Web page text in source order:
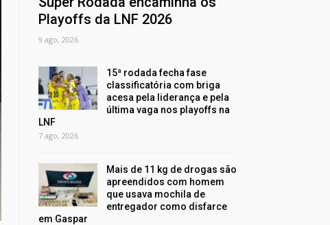
Playoffs da LNF 2026
9 ago, 2026
15ª rodada fecha fase
classificatória com briga
acesa pela liderança e pela
última vaga nos playoffs na
LNF
7 ago, 2026
Mais de 11 kg de drogas são
apreendidos com homem
que usava mochila de
entregador como disfarce
em Gaspar